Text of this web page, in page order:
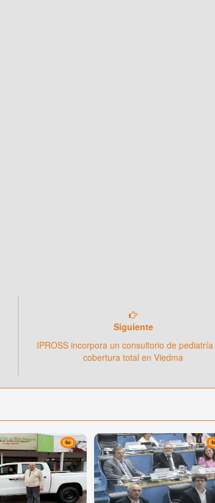
Siguiente
IPROSS incorpora un consultorio de pediatría
cobertura total en Viedma